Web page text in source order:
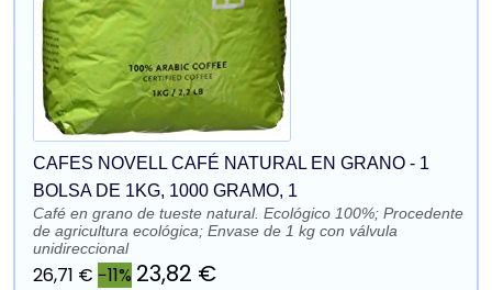
CAFES NOVELL CAFÉ NATURAL EN GRANO - 1
BOLSA DE 1KG, 1000 GRAMO, 1
Café en grano de tueste natural. Ecológico 100%; Procedente
de agricultura ecológica; Envase de 1 kg con válvula
unidireccional
26,71 € −11% 23,82 €